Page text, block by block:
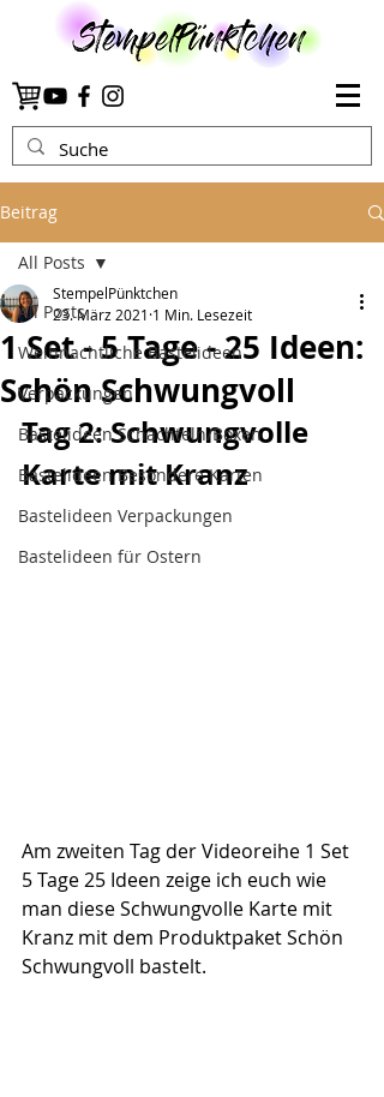
Beitrag
All Posts
Weihnachtliche Bastelideen
Verpackungen
Bastelideen Schachteln/Boxen
Bastelideen Besondere Karten
Bastelideen Verpackungen
Bastelideen für Ostern
All Posts
1 Set - 5 Tage - 25 Ideen:
Schön Schwungvoll
StempelPünktchen
23. März 2021 1 Min. Lesezeit
Tag 2: Schwungvolle
Karte mit Kranz
Am zweiten Tag der Videoreihe 1 Set
5 Tage 25 Ideen zeige ich euch wie
man diese Schwungvolle Karte mit
Kranz mit dem Produktpaket Schön
Schwungvoll bastelt.